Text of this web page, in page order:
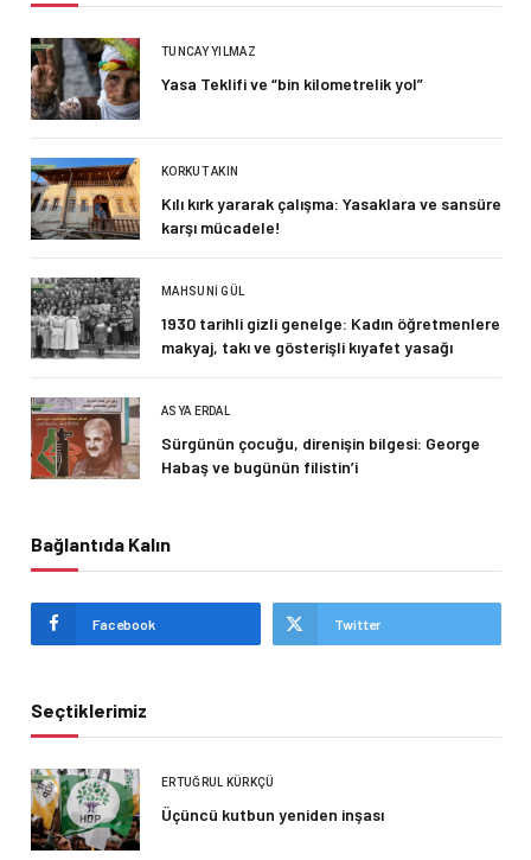
TUNCAY YILMAZ
Yasa Teklifi ve “bin kilometrelik yol”
KORKUT AKIN
Kılı kırk yararak çalışma: Yasaklara ve sansüre
karşı mücadele!
MAHSUNI GÜL
1930 tarihli gizli genelge: Kadın öğretmenlere
makyaj, takı ve gösterişli kıyafet yasağı
ASYA ERDAL
Sürgünün çocuğu, direnişin bilgesi: George
Habaş ve bugünün filistin’i
Bağlantıda Kalın
Facebook Twitter
Seçtiklerimiz
ERTUĞRUL KÜRKÇÜ
Üçüncü kutbun yeniden inşası